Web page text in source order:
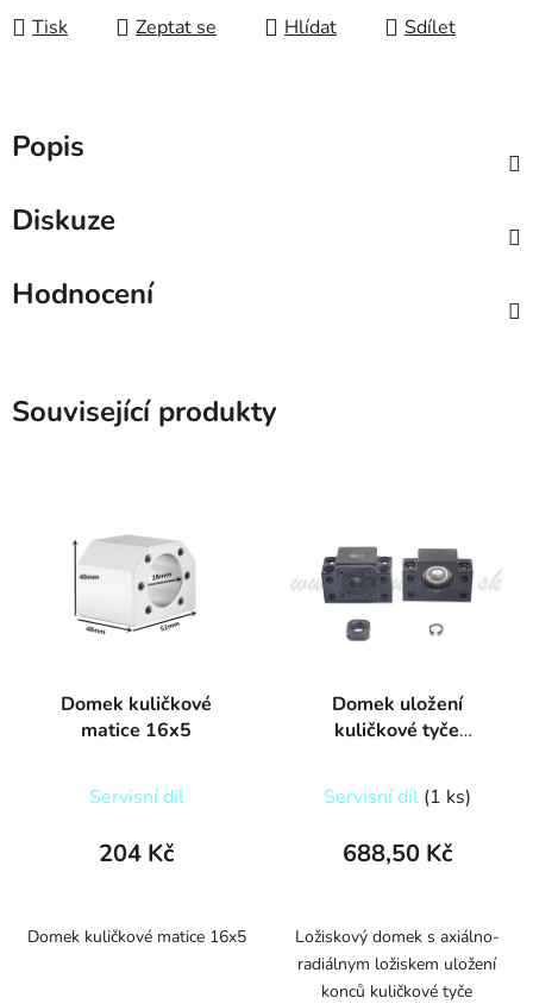
Tisk Zeptat se Hlídat Sdílet
Popis
Diskuze
Hodnocení
Související produkty
Domek kuličkové
matice 16x5
Servisní díl
204 Kč
Domek kuličkové matice 16x5
Domek uložení
kuličkové tyče
Servisní díl (1 ks)
688,50 Kč
Ložiskový domek s axiálno-
radiálnym ložiskem uložení
konců kuličkové tyče